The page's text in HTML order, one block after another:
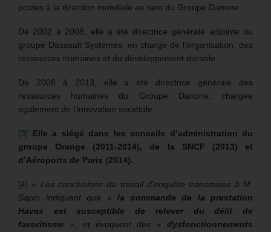
postes à la direction mondiale au sein du Groupe Danone.
De 2002 à 2008, elle a été directrice générale adjointe du
groupe Dassault Systèmes, en charge de l’organisation, des
ressources humaines et du développement durable.
De 2008 à 2013, elle a été directrice générale des
ressources humaines du Groupe Danone, chargée
également de l’innovation sociétale.
[3]
Elle a siégé dans les conseils d’administration du
groupe Orange (2011-2014), de la SNCF (2013) et
d’Aéroports de Paris (2014).
[4] « Les conclusions du travail d’enquête transmises à M.
Sapin indiquent que « la commande de la prestation
Havas est susceptible de relever du délit de
favoritisme », et évoquent des « dysfonctionnements